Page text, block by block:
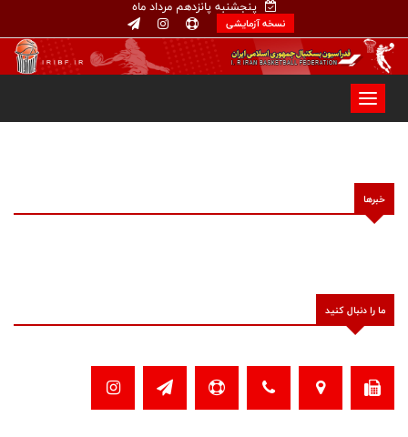
پنجشنبه پانزدهم مرداد ماه
نسخه آزمایشی
خبرها
ما را دنبال کنید